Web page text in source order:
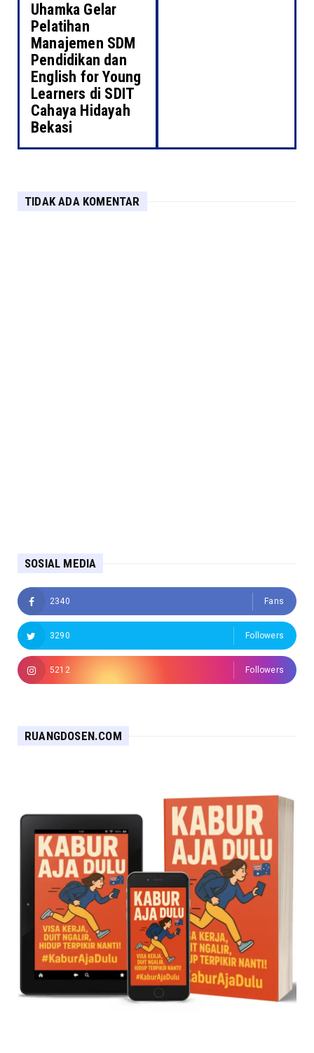
Uhamka Gelar
Pelatihan
Manajemen SDM
Pendidikan dan
English for Young
Learners di SDIT
Cahaya Hidayah
Bekasi
TIDAK ADA KOMENTAR
SOSIAL MEDIA
2340 Fans
3290 Followers
5212 Followers
RUANGDOSEN.COM